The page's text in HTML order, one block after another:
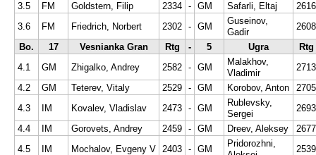
3.5
FM Goldstern, Filip 2334 - GM Safarli, Eltaj
2616
3.6
FM Friedrich, Norbert 2302 - GM
Guseinov,
Gadir
2608
Bo.
17 Vesnianka Gran Rtg - 5 Ugra
Rtg
4.1
GM Zhigalko, Andrey 2582 - GM
Malakhov,
Vladimir
2713
4.2
GM Teterev, Vitaly 2529 - GM Korobov, Anton
2705
4.3
IM Kovalev, Vladislav 2473 - GM
Rublevsky,
Sergei
2693
4.4
IM Gorovets, Andrey 2459 - GM Dreev, Aleksey
2677
4.5
IM Mochalov, Evgeny V 2403 - GM
Pridorozhni,
2539